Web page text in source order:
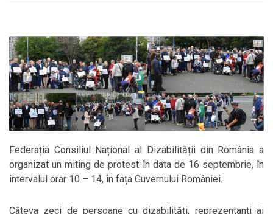
Federația Consiliul Național al Dizabilității din România a
organizat un miting de protest în data de 16 septembrie, în
intervalul orar 10 – 14, în fața Guvernului României.
Câteva zeci de persoane cu dizabilități, reprezentanți ai